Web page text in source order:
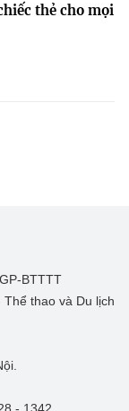
thẻ cho mọi
BTTTT
thao và Du lịch
- 1342